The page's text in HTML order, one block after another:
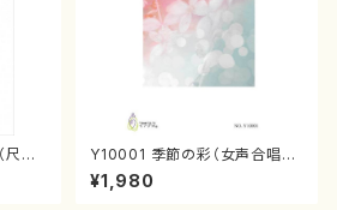
八/
楽譜
Y10001 季節の彩（女声合唱、
ピアノ/山岸徹/楽譜）
¥1,980